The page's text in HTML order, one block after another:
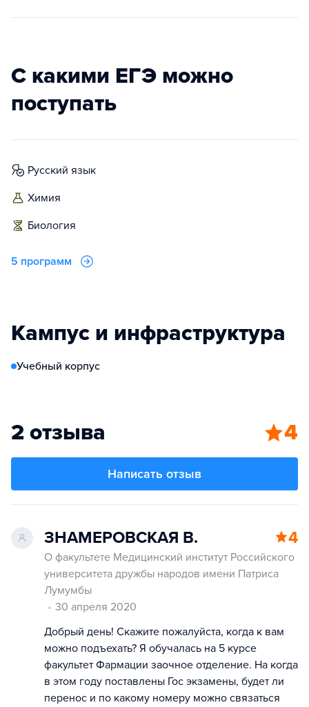
С какими ЕГЭ можно
поступать
русский язык
химия
биология
5 программ
Кампус и инфраструктура
Учебный корпус
2 отзыва 4
Написать отзыв
ЗНАМЕРОВСКАЯ В. 4
О факультете Медицинский институт Российского
университета дружбы народов имени Патриса
Лумумбы
30 апреля 2020
Добрый день! Скажите пожалуйста, когда к вам
можно подъехать? Я обучалась на 5 курсе
факультет Фармации заочное отделение. На когда
в этом году поставлены Гос экзамены, будет ли
перенос и по какому номеру можно связаться